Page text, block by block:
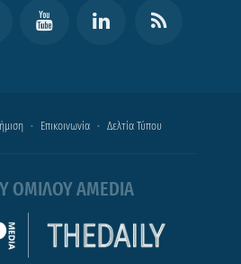
Επικοινωνία Δελτία Τύπου
ΟΜΙΛΟΥ AMEDIA